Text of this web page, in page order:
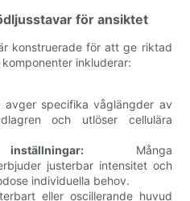
för ansiktet
konstruerade för att ge riktad
inkluderar:
avger specifika våglängder av
och utlöser cellulära
Många
justerbar intensitet och
individuella behov.
eller oscillerande huvud